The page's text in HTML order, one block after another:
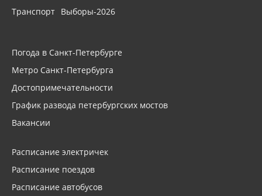
Транспорт Выборы-2026
Погода в Санкт-Петербурге
Метро Санкт-Петербурга
Достопримечательности
График развода петербургских мостов
Вакансии
Расписание электричек
Расписание поездов
Расписание автобусов